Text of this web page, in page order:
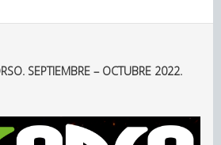
SEPTIEMBRE – OCTUBRE 2022.